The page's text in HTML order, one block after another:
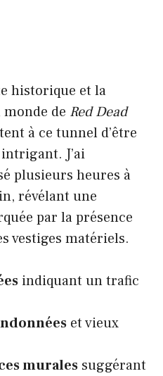
historique et la
de Red Dead
à ce tunnel d’être
J’ai
plusieurs heures à
révélant une
par la présence
vestiges matériels.
indiquant un trafic
et vieux
murales suggérant